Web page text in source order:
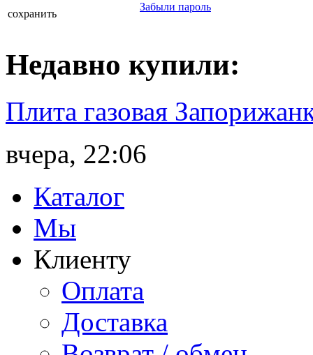
сохранить
Забыли пароль
Недавно купили:
Плита газовая
вчера, 22:06
Каталог
Мы
Клиенту
Оплата
Доставка